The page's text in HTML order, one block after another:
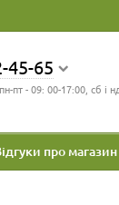
45-65
пт - 09: 00-17:00, сб і
про